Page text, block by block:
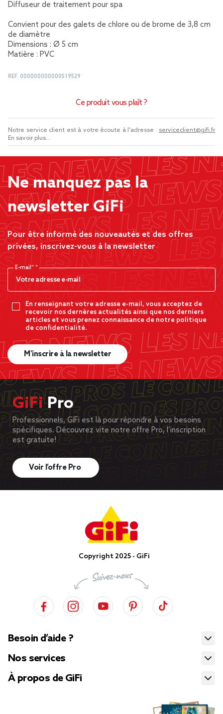
Diffuseur de traitement pour spa
Convient pour des galets de chlore ou de brome de 3,8 cm
de diamètre
Dimensions : Ø 5 cm
Matière : PVC
REF. 000000000000519529
Ce produit vous plaît ?
Notre service client est à votre écoute à l'adresse : serviceclient@gifi.fr
En savoir plus...
Ne manquez pas la
newsletter GiFi
Pour être informé des nouveautés et des offres
privées, inscrivez-vous à la newsletter
E-mail*
En renseignant votre adresse e-mail, vous acceptez de
recevoir nos dernères actualités ainsi que nos derniers
articles et vous prenez connaissance de notre politique
de confidentialité.
M’inscrire à la newsletter
GiFiPro
Professionnels, GiFi est là pour répondre à vos besoins
spécifiques. Découvrez vite notre offre Pro, l’inscription
est gratuite!
Voir l’offre Pro
Copyright 2025 - GiFi
Besoin d’aide ?
Nos services
À propos de GiFi